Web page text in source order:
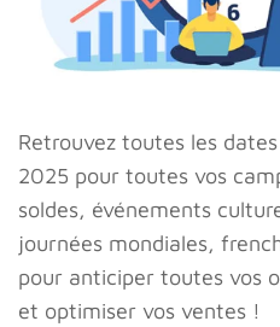
Retrouvez toutes les
2025 pour toutes vos
soldes, événements
journées mondiales,
pour anticiper toutes vos
et optimiser vos ventes !